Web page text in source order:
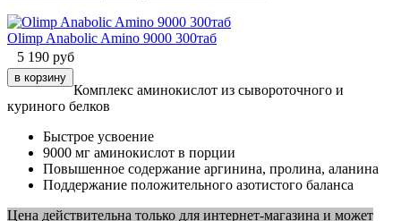
Olimp Anabolic Amino 9000 300таб
5 190 руб
Комплекс аминокислот из сывороточного и
куриного белков
Быстрое усвоение
9000 мг аминокислот в порции
Повышенное содержание аргинина, пролина, аланина
Поддержание положительного азотистого баланса
Цена действительна только для интернет-магазина и может